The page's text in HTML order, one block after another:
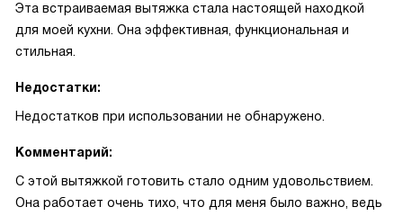
Эта встраиваемая вытяжка стала настоящей находкой
для моей кухни. Она эффективная, функциональная и
стильная.
Недостатки:
Недостатков при использовании не обнаружено.
Комментарий:
С этой вытяжкой готовить стало одним удовольствием.
Она работает очень тихо, что для меня было важно, ведь